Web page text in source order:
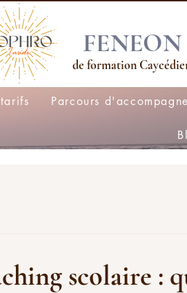
FENEON
de formation
Parcours
scolaire :